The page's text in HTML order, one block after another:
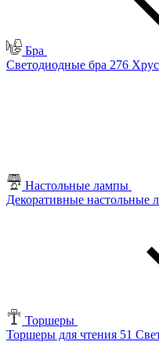
Бра
Светодиодные бра 276
Настольные лампы
Декоративные настольные
Торшеры
Торшеры для чтения 51